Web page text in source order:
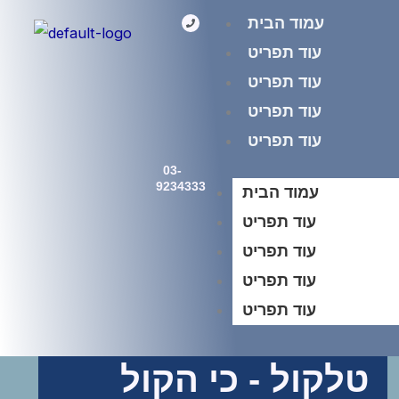
03-
9234333
P
h
o
עמוד הבית
עוד תפריט
עוד תפריט
עוד תפריט
עוד תפריט
עמוד הבית
עוד תפריט
עוד תפריט
עוד תפריט
עוד תפריט
טלקול - כי הקול